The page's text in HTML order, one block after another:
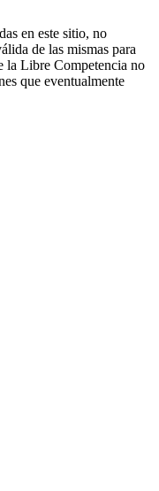
en este sitio, no
de las mismas para
la Libre Competencia no
que eventualmente